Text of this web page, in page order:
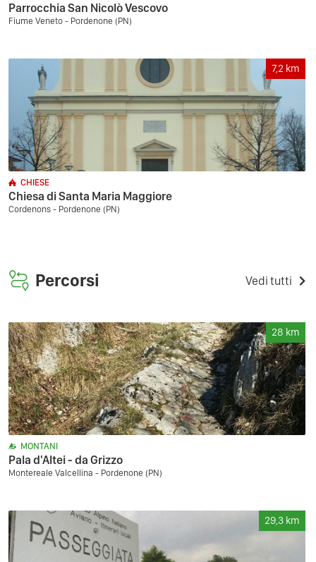
Parrocchia San Nicolò Vescovo
Fiume Veneto - Pordenone (PN)
7,2 km
CHIESE
Chiesa di Santa Maria Maggiore
Cordenons - Pordenone (PN)
Percorsi Vedi tutti
28 km
MONTANI
Pala d'Altei - da Grizzo
Montereale Valcellina - Pordenone (PN)
29,3 km